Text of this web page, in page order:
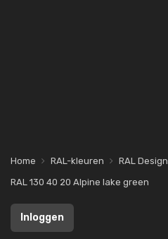
Home RAL-kleuren RAL Design
RAL 130 40 20 Alpine lake green
Inloggen